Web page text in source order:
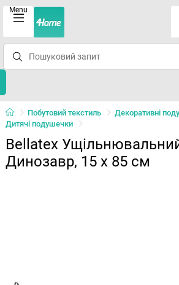
Menu
Побутовий текстиль
Декоративні
Дитячі подушечки
Bellatex
Динозавр, 15 x 85 см